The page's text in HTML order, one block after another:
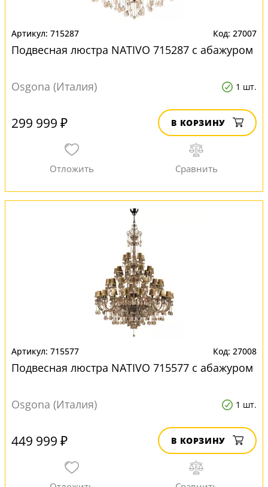
715287 27007
Подвесная люстра NATIVO 715287 с абажуром
Osgona (Италия) 1 шт.
299 999 ₽ В КОРЗИНУ
715577 27008
Подвесная люстра NATIVO 715577 с абажуром
Osgona (Италия) 1 шт.
449 999 ₽ В КОРЗИНУ